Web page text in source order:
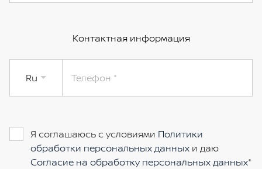
Контактная информация
Ru Телефон
Я соглашаюсь с условиями Политики
обработки персональных данных и даю
Согласие на обработку персональных данных